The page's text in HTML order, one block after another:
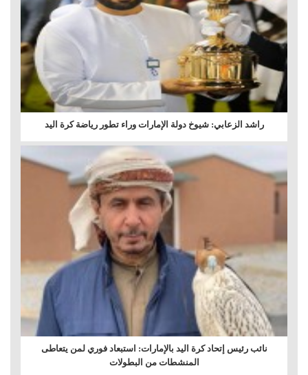
راشد الزعابي: شيوخ دولة الإمارات وراء تطور رياضة كرة اليد
نائب رئيس إتحاد كرة اليد بالإمارات: استبعاد فوري لمن يتعاطى
المنشطات من البطولات